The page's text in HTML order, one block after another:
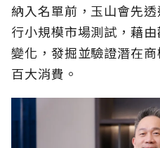
納入名單前，玉山會先
行小規模市場測試，藉
變化，發掘並驗證潛在
百大消費。